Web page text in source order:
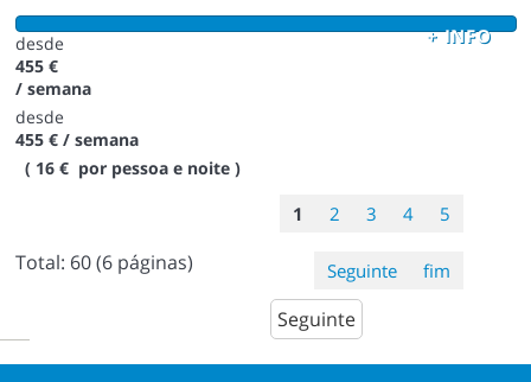
+ INFO
desde
455 €
/ semana
desde
455 €/ semana
( 16 € por pessoa e noite )
Total: 60(6 páginas)
1 2 3 4 5
Seguinte fim
Seguinte